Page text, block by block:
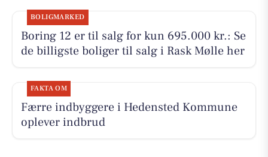
BOLIGMARKED
Boring 12 er til salg for kun 695.000 kr.: Se
de billigste boliger til salg i Rask Mølle her
FAKTA OM
Færre indbyggere i Hedensted Kommune
oplever indbrud